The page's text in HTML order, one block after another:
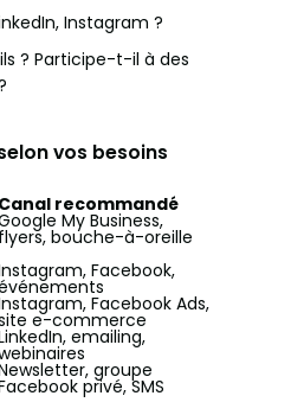
Instagram ?
? Participe-t-il à des
vos besoins
Canal recommandé
My Business,
flyers, bouche-à-oreille
Facebook,
Facebook Ads,
e-commerce
emailing,
groupe
privé, SMS